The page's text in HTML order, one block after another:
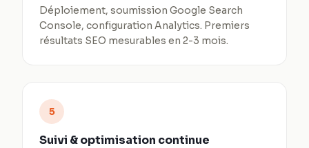
Déploiement, soumission Google Search
Console, configuration Analytics. Premiers
résultats SEO mesurables en 2-3 mois.
5
Suivi & optimisation continue